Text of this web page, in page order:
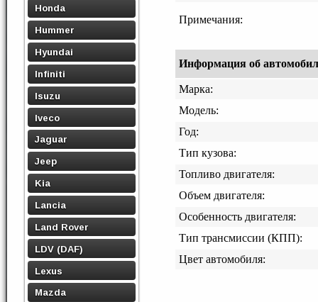
Honda
Hummer
Hyundai
Infiniti
Isuzu
Iveco
Jaguar
Jeep
Kia
Lancia
Land Rover
LDV (DAF)
Lexus
Mazda
Примечания:
Информация об
Марка:
Модель:
Год:
Тип кузова:
Топливо двигателя:
Объем двигателя:
Особенность двигателя:
Тип трансмиссии (КПП):
Цвет автомобиля: